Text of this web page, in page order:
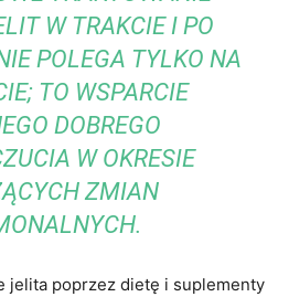
W TRAKCIE I PO
POLEGA TYLKO NA
TO WSPARCIE
DOBREGO
W OKRESIE
ZMIAN
jelita poprzez dietę i suplementy